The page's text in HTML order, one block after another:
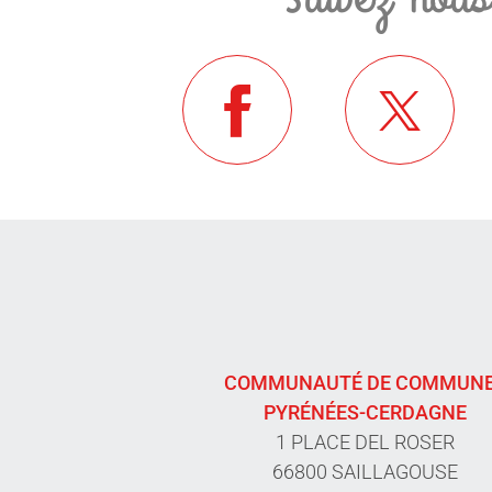
COMMUNAUTÉ DE
PYRÉNÉES-CERDAGNE
1 PLACE DEL ROSER
66800 SAILLAGOUSE